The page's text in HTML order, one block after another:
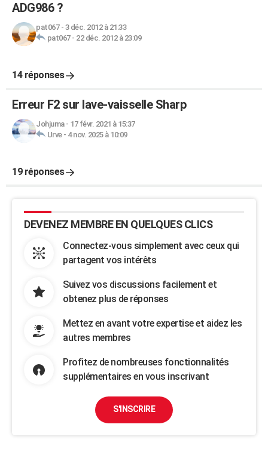
ADG986 ?
pat067- 3 déc. 2012 à 21:33
pat067- 22 déc. 2012 à 23:09
14 réponses
Erreur F2 sur lave-vaisselle Sharp
Johjuma- 17 févr. 2021 à 15:37
Urve- 4 nov. 2025 à 10:09
19 réponses
DEVENEZ MEMBRE EN QUELQUES CLICS
Connectez-vous simplement avec ceux qui
partagent vos intérêts
Suivez vos discussions facilement et
obtenez plus de réponses
Mettez en avant votre expertise et aidez les
autres membres
Profitez de nombreuses fonctionnalités
supplémentaires en vous inscrivant
S'INSCRIRE